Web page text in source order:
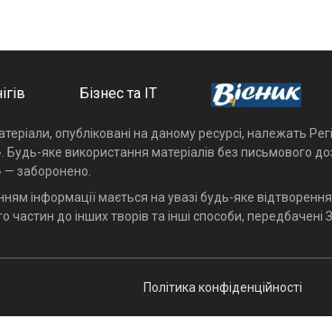
Бізнес та ІТ
опубліковані на даному ресурсі, належать
Будь-яке використання матеріалів без письмового
— заборонено.
інформації мається на увазі будь-яке
частин до інших творів та інші способи, передбачені
Політика конфіденційності